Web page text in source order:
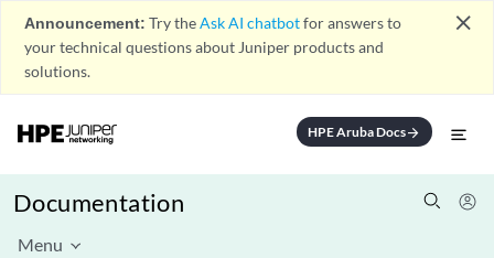
Announcement: Try theAsk AI chatbotfor answers to
your technical questions about Juniper products and
solutions.
close
HPE Aruba Docsarrow_forward
Documentation
Menu